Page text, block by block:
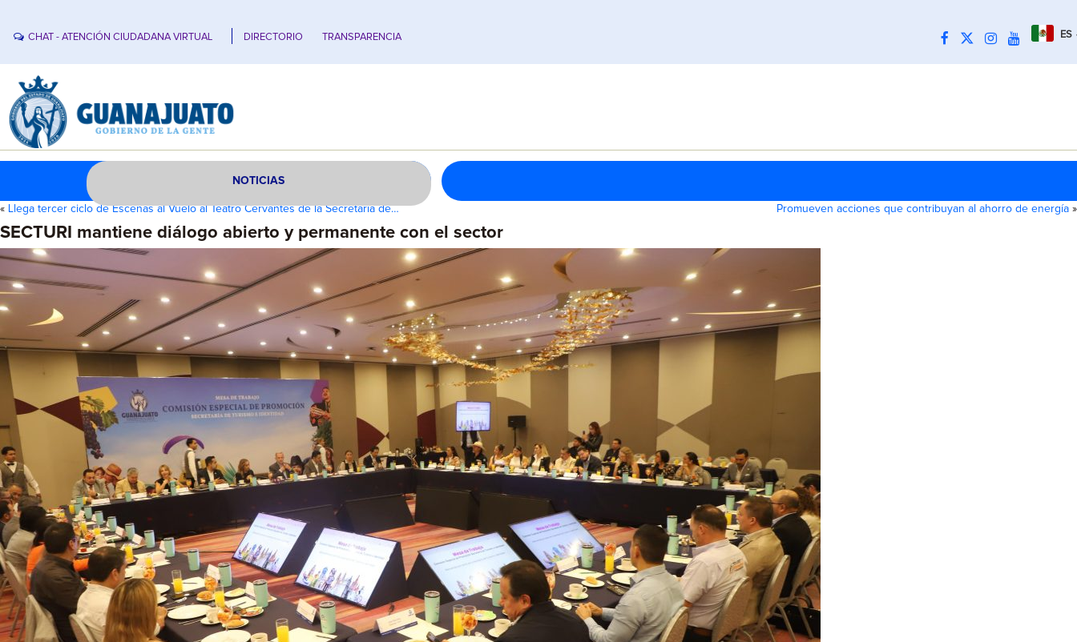
CHAT - ATENCIÓN CIUDADANA VIRTUAL DIRECTORIO TRANSPARENCIA ES
NOTICIAS
« Llega tercer ciclo de Escenas al Vuelo al Teatro Cervantes de la Secretaría de… Promueven acciones que contribuyan al ahorro de energía »
SECTURI mantiene diálogo abierto y permanente con el sector